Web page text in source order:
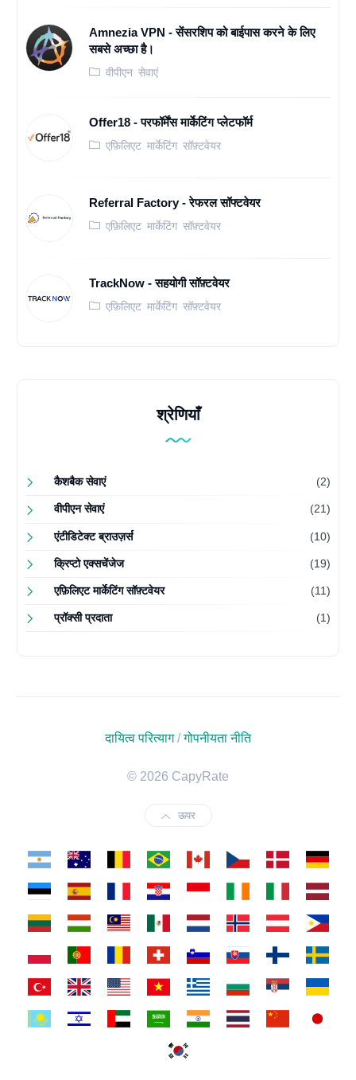
Amnezia VPN - सेंसरशिप को बाईपास करने के लिए
सबसे अच्छा है।
वीपीएन सेवाएं
Offer18 - परफॉर्मेंस मार्केटिंग प्लेटफॉर्म
एफ़िलिएट मार्केटिंग सॉफ़्टवेयर
Referral Factory - रेफरल सॉफ्टवेयर
एफ़िलिएट मार्केटिंग सॉफ़्टवेयर
TrackNow - सहयोगी सॉफ़्टवेयर
एफ़िलिएट मार्केटिंग सॉफ़्टवेयर
श्रेणियाँ
कैशबैक सेवाएं (2)
वीपीएन सेवाएं (21)
एंटीडिटेक्ट ब्राउज़र्स (10)
क्रिप्टो एक्सचेंजेज (19)
एफ़िलिएट मार्केटिंग सॉफ़्टवेयर (11)
प्रॉक्सी प्रदाता (1)
दायित्व परित्याग/गोपनीयता नीति
© 2026 CapyRate
ऊपर